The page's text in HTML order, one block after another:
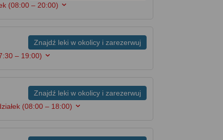
(08:00 – 20:00)
Znajdź leki w okolicy i zarezerwuj
– 19:00)
Znajdź leki w okolicy i zarezerwuj
(08:00 – 18:00)